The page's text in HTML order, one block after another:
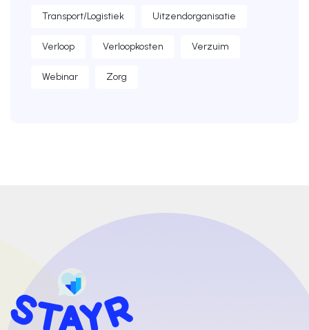
Transport/Logistiek Uitzendorganisatie
Verloop Verloopkosten Verzuim
Webinar Zorg